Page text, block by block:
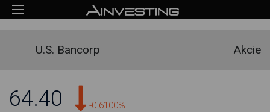
U.S. Bancorp Akcie
64.40 -0.6100%